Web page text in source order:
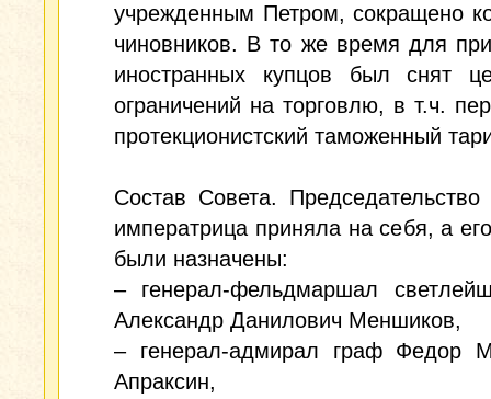
учрежденным Петром, сокращено
чиновников. В то же время для
иностранных купцов был снят
ограничений на торговлю, в т.ч.
протекционистский таможенный
Состав Совета.
императрица приняла на себя, а
были назначены:
– генерал-фельдмаршал
Александр Данилович Меншиков,
– генерал-адмирал граф Федор
Апраксин,